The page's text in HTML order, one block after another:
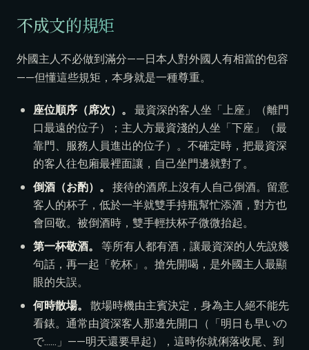
不成文的規矩
外國主人不必做到滿分——日本人對外國人有相當的包容
——但懂這些規矩，本身就是一種尊重。
座位順序（席次）。 最資深的客人坐「上座」（離門
口最遠的位子）；主人方最資淺的人坐「下座」（最
靠門、服務人員進出的位子）。不確定時，把最資深
的客人往包廂最裡面讓，自己坐門邊就對了。
倒酒（お酌）。 接待的酒席上沒有人自己倒酒。留意
客人的杯子，低於一半就雙手持瓶幫忙添酒，對方也
會回敬。被倒酒時，雙手輕扶杯子微微抬起。
第一杯敬酒。 等所有人都有酒，讓最資深的人先說幾
句話，再一起「乾杯」。搶先開喝，是外國主人最顯
眼的失誤。
何時散場。 散場時機由主賓決定，身為主人絕不能先
看錶。通常由資深客人那邊先開口（「明日も早いの
で……」——明天還要早起），這時你就俐落收尾、到